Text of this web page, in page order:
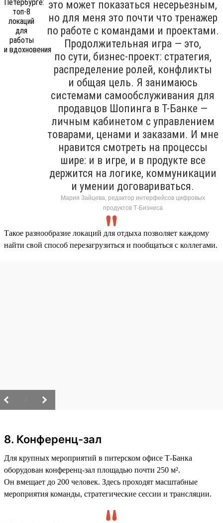
это может показаться несерьезным,
но для меня это почти что тренажер
по работе с командами и проектами.
Продолжительная игра — это,
по сути, бизнес-проект: стратегия,
распределение ролей, конфликты
и общая цель. Я занимаюсь
системами самообслуживания для
продавцов Шопинга в Т-Банке —
личным кабинетом с управлением
товарами, ценами и заказами. И мне
нравится смотреть на процессы
шире: и в игре, и в продукте все
держится на логике, коммуникации
и умении договариваться.
Мария Зайцева, редактор интерфейсов цифровых
продуктов Т-Бизнеса
Такое разнообразие локаций для отдыха позволяет каждому
найти свой способ перезагрузиться и пообщаться с коллегами.
8. Конференц-зал
Для крупных мероприятий в питерском офисе Т-Банка
оборудован конференц-зал площадью почти 250 м².
Он вмещает до 200 человек. Здесь проходят масштабные
мероприятия команды, стратегические сессии и трансляции.